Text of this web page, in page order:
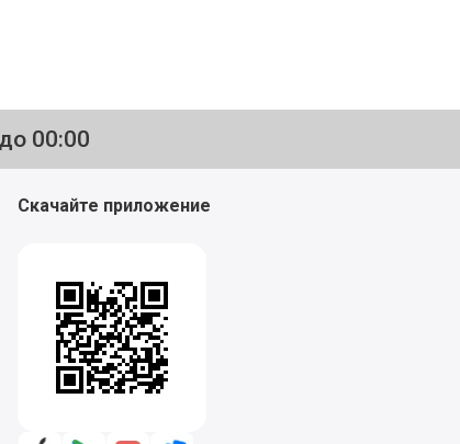
00:00
Скачайте приложение